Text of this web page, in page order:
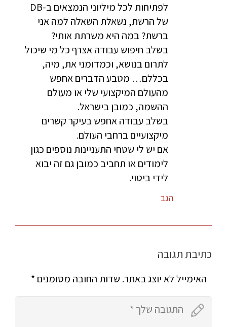
לפתיחות לכל מיליוני הנמצאים ב-DB
של הרשת, נשאלת השאלה למה אני
ברשת? במה היא משרתת אותי?
בשלב חיפוש עבודה אצרף כל מי שיכול
לתרום בנושא, וכמדומני את, מיה,
בכללם… מטבע הדברים אחפש
מהעולם המיקצועי שלי או מעולם
ההשמה, כמובן בישראל.
בשלב עבודה אחפש בעיקר קשרים
מיקצועיים ברחבי העולם.
אם יש לי שטחי התעניינות נוספים כגון
לימודים או תחביב כמובן גם זה יבוא
לידי ביטוי.
הגב
כתיבת תגובה
האימייל לא יוצג באתר. שדות החובה מסומנים *